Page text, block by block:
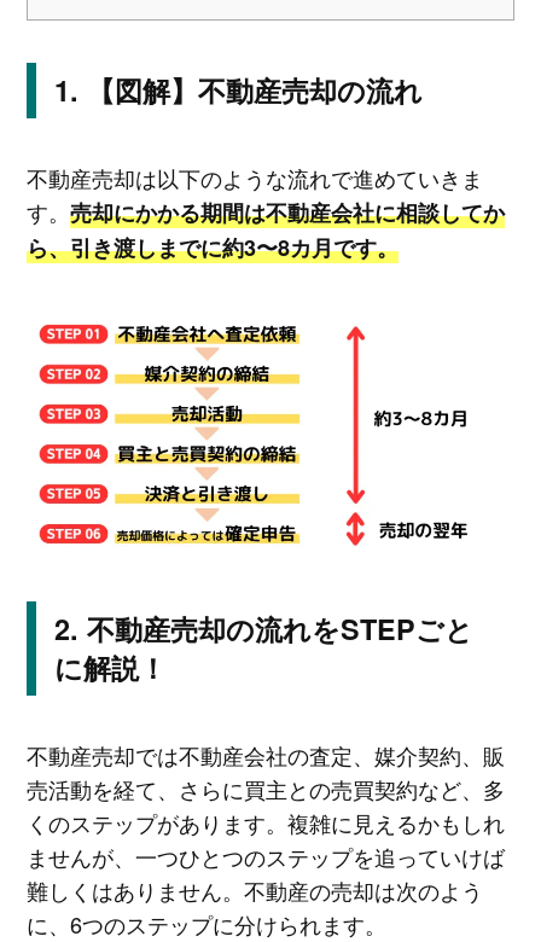
【図解】不動産売却の流れ
不動産売却は以下のような流れで進めていきま
す。 売却にかかる期間は不動産会社に相談してか
ら、引き渡しまでに約3〜8カ月です。
不動産売却の流れをSTEPごと
に解説！
不動産売却では不動産会社の査定、媒介契約、販
売活動を経て、さらに買主との売買契約など、多
くのステップがあります。複雑に見えるかもしれ
ませんが、一つひとつのステップを追っていけば
難しくはありません。不動産の売却は次のよう
に、6つのステップに分けられます。